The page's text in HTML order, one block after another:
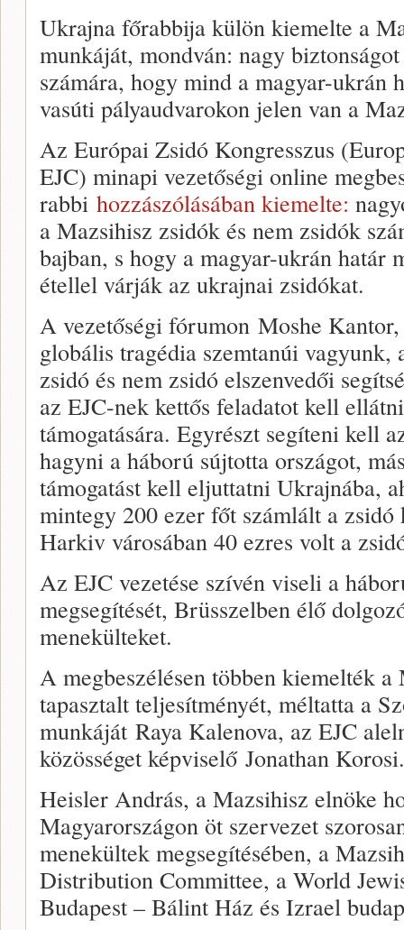
Ukrajna főrabbija külön kiemelte a
munkáját, mondván: nagy
számára, hogy mind a magyar-ukrán
vasúti pályaudvarokon jelen van a
Az Európai Zsidó Kongresszus
EJC) minapi vezetőségi online
rabbi hozzászólásában kiemelte:
a Mazsihisz zsidók és nem zsidók
bajban, s hogy a magyar-ukrán határ
étellel várják az ukrajnai zsidókat.
A vezetőségi fórumon Moshe
globális tragédia szemtanúi
zsidó és nem zsidó elszenvedői
az EJC-nek kettős feladatot kell
támogatására. Egyrészt segíteni kell
hagyni a háború sújtotta országot,
támogatást kell eljuttatni Ukrajnába,
mintegy 200 ezer főt számlált a
Harkiv városában 40 ezres volt a
Az EJC vezetése szívén viseli a
megsegítését, Brüsszelben élő
menekülteket.
A megbeszélésen többen kiemelték
tapasztalt teljesítményét, méltatta a
munkáját Raya Kalenova, az EJC
közösséget képviselő Jonathan Korosi.
Heisler András, a Mazsihisz elnöke
Magyarországon öt szervezet
menekültek megsegítésében, a
Distribution Committee, a World
Budapest – Bálint Ház és Izrael